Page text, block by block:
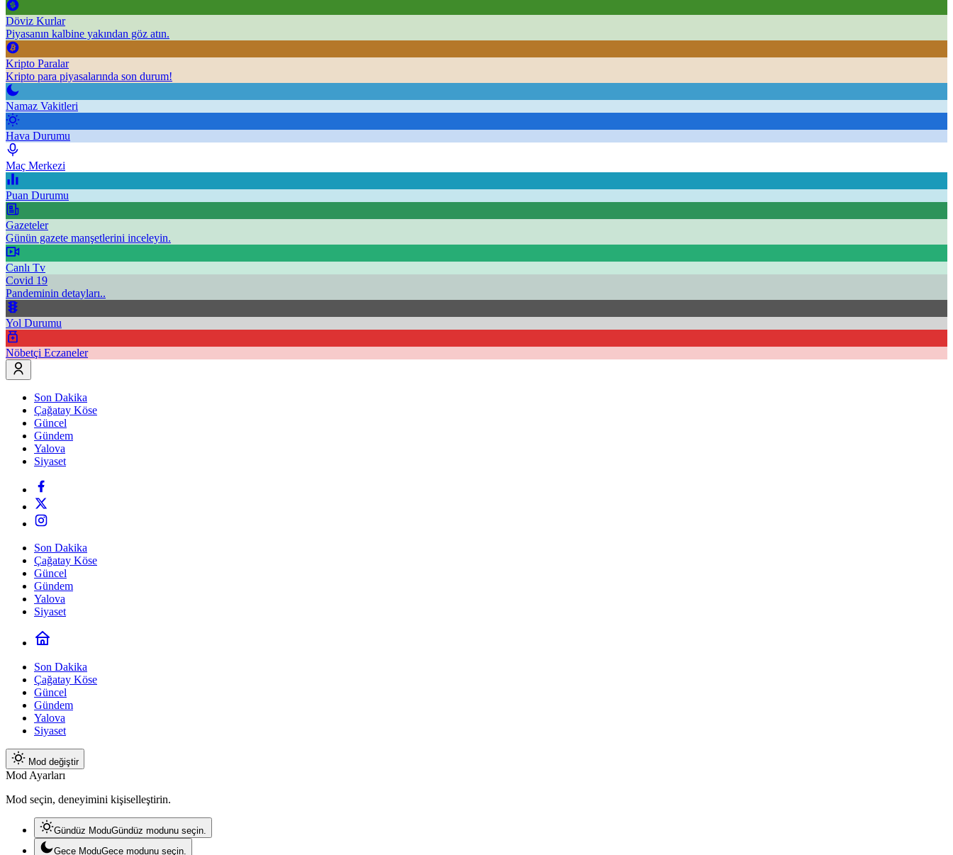
Döviz Kurlar
Piyasanın kalbine yakından göz atın.
Kripto Paralar
Kripto para piyasalarında son durum!
Namaz Vakitleri
Hava Durumu
Maç Merkezi
Puan Durumu
Gazeteler
Günün gazete manşetlerini inceleyin.
Canlı Tv
Covid 19
Pandeminin detayları..
Yol Durumu
Nöbetçi Eczaneler
Son Dakika
Çağatay Köse
Güncel
Gündem
Yalova
Siyaset
Son Dakika
Çağatay Köse
Güncel
Gündem
Yalova
Siyaset
Son Dakika
Çağatay Köse
Güncel
Gündem
Yalova
Siyaset
Mod değiştir
Mod Ayarları
Mod seçin, deneyimini kişiselleştirin.
Gündüz ModuGündüz modunu seçin.
Gece ModuGece modunu seçin.